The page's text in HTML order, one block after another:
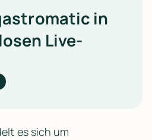
in
Live-
es sich um